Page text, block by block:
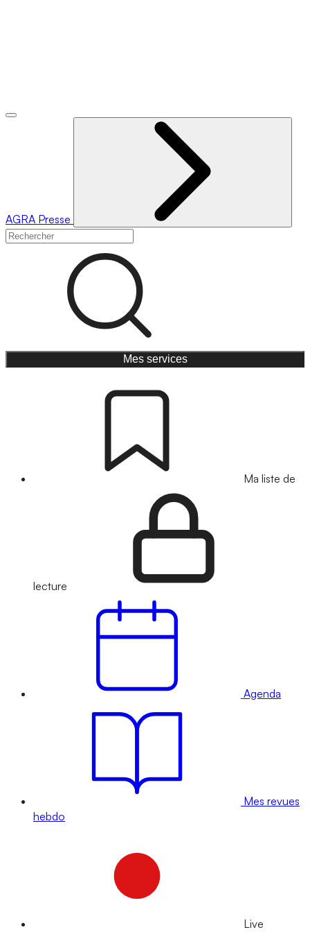
AGRA Presse
Mes services
Ma liste de
lecture
Agenda
Mes revues
hebdo
Live